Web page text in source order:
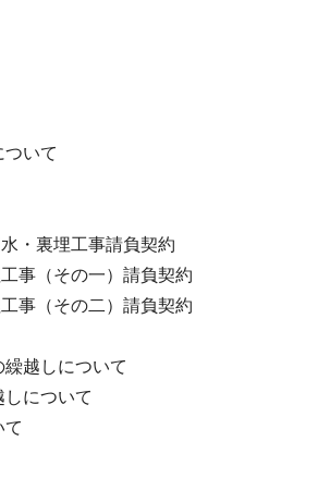
ついて
・裏埋工事請負契約
事（その一）請負契約
事（その二）請負契約
越しについて
しについて
て